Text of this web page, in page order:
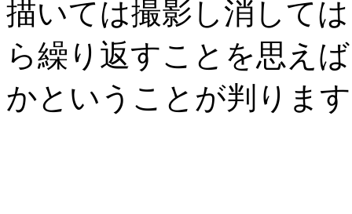
描いては撮影し消して
ら繰り返すことを思え
かということが判りま